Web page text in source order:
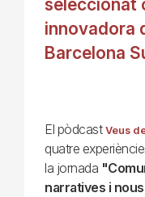
seleccionat
innovadora
Barcelona
El pòdcast Veus
quatre
la jornada
narratives i